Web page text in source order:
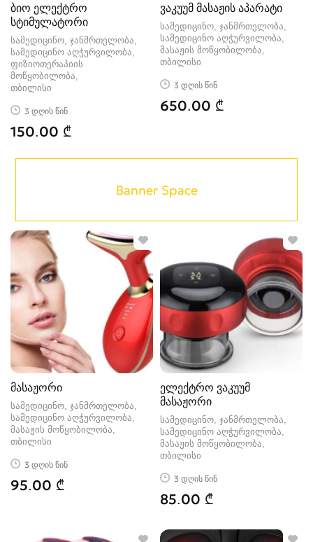
ბიო ელექტრო
სტიმულატორი
სამედიცინო, ჯანმრთელობა,
სამედიცინო აღჭურვილობა,
ფიზიოთერაპიის
მოწყობილობა
თბილისი
3 დღის წინ
150.00 ₾
ვაკუუმ მასაჟის აპარატი
სამედიცინო, ჯანმრთელობა,
სამედიცინო აღჭურვილობა,
მასაჟის მოწყობილობა
თბილისი
3 დღის წინ
650.00 ₾
Banner Space
მასაჟორი
სამედიცინო, ჯანმრთელობა,
სამედიცინო აღჭურვილობა,
მასაჟის მოწყობილობა
თბილისი
3 დღის წინ
95.00 ₾
ელექტრო ვაკუუმ
მასაჟორი
სამედიცინო, ჯანმრთელობა,
სამედიცინო აღჭურვილობა,
მასაჟის მოწყობილობა
თბილისი
3 დღის წინ
85.00 ₾